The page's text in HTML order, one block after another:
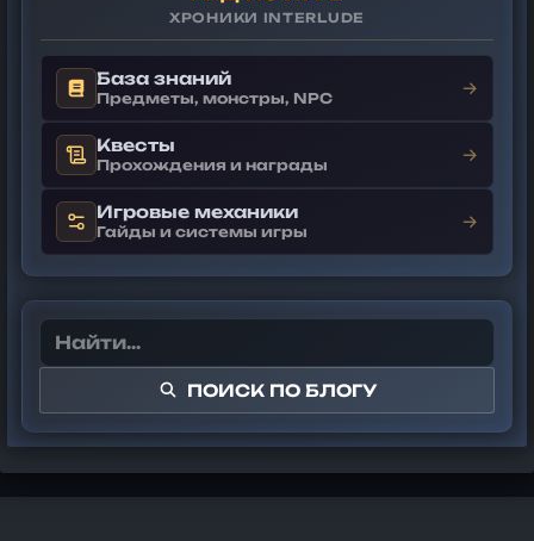
ХРОНИКИ INTERLUDE
База знаний
Предметы, монстры, NPC →
Квесты
Прохождения и награды →
Игровые механики
Гайды и системы игры →
ПОИСК ПО БЛОГУ